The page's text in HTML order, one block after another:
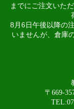
までにご注文いた
8月6日午後以降の
いませんが、倉庫
〒669-